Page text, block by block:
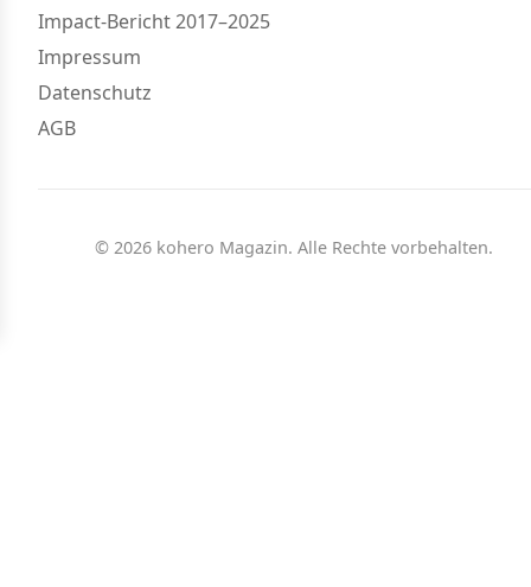
Impact-Bericht 2017–2025
Impressum
Datenschutz
AGB
© 2026 kohero Magazin. Alle Rechte vorbehalten.